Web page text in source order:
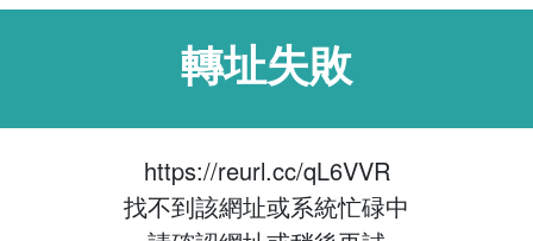
轉址失敗
https://reurl.cc/qL6VVR
找不到該網址或系統忙碌中